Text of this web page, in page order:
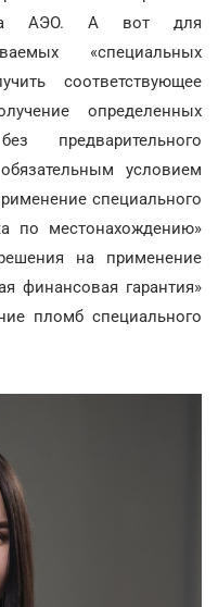
АЭО. А вот для
«специальных
соответствующее
определенных
предварительного
условием
специального
по местонахождению»
на применение
финансовая гарантия»
пломб специального